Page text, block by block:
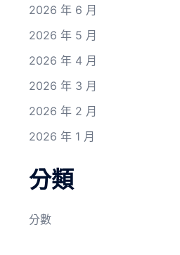
2026 年 6 月
2026 年 5 月
2026 年 4 月
2026 年 3 月
2026 年 2 月
2026 年 1 月
分類
分數